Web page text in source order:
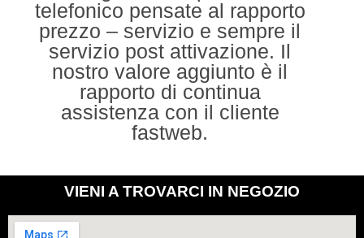
telefonico pensate al rapporto
prezzo – servizio e sempre il
servizio post attivazione. Il
nostro valore aggiunto è il
rapporto di continua
assistenza con il cliente
fastweb.
VIENI A TROVARCI IN NEGOZIO